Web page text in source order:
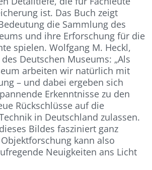
ist. Das Buch zeigt
die Sammlung des
und ihre Erforschung für die
spielen. Wolfgang M. Heckl,
Deutschen Museums: „Als
arbeiten wir natürlich mit
– und dabei ergeben sich
Erkenntnisse zu den
Rückschlüsse auf die
in Deutschland zulassen.
Bildes fasziniert ganz
kann also
Neuigkeiten ans Licht